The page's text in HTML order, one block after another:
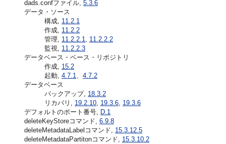
dads.confファイル, 5.3.6
データ・ソース
構成, 11.2.1
作成, 11.2.2
管理, 11.2.2.1, 11.2.2.2
監視, 11.2.2.3
データベース・ベース・リポジトリ
作成, 15.2
起動, 4.7.1、 4.7.2
データベース
バックアップ, 18.3.2
リカバリ, 19.2.10, 19.3.6, 19.3.6
デフォルトのポート番号, D.1
deleteKeyStoreコマンド, 6.9.8
deleteMetadataLabelコマンド, 15.3.12.5
deleteMetadataPartitonコマンド, 15.3.10.2